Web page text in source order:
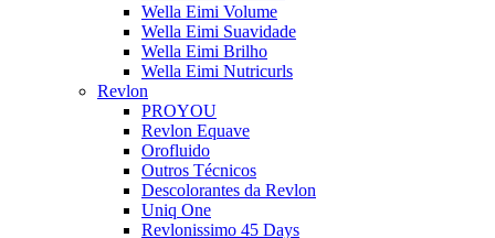
Wella Eimi Volume
Wella Eimi Suavidade
Wella Eimi Brilho
Wella Eimi Nutricurls
Revlon
PROYOU
Revlon Equave
Orofluido
Outros Técnicos
Descolorantes da Revlon
Uniq One
Revlonissimo 45 Days